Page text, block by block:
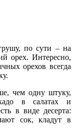
по сути – на
орех. Интересно,
орехов всегда
чем одну штуку,
в салатах и
в виде десерта:
сок, кладут в